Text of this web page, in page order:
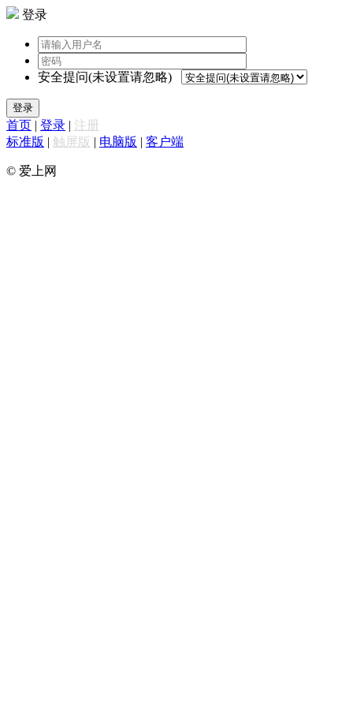
登录
安全提问(未设置请忽略)
登录
首页 | 登录 | 注册
标准版 | 触屏版 | 电脑版 | 客户端
© 爱上网